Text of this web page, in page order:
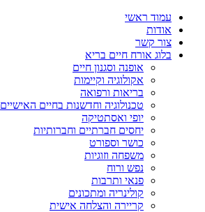
עמוד ראשי
אודות
צור קשר
בלוג אורח חיים בריא
אופנה וסגנון חיים
אקולוגיה וקיימות
בריאות ורפואה
טכנולוגיה וחדשנות בחיים האישיים
יופי ואסתטיקה
יחסים חברתיים וחברותיות
כושר וספורט
משפחה וזוגיות
נפש ורוח
פנאי ותרבות
קולינריה ומתכונים
קריירה והצלחה אישית